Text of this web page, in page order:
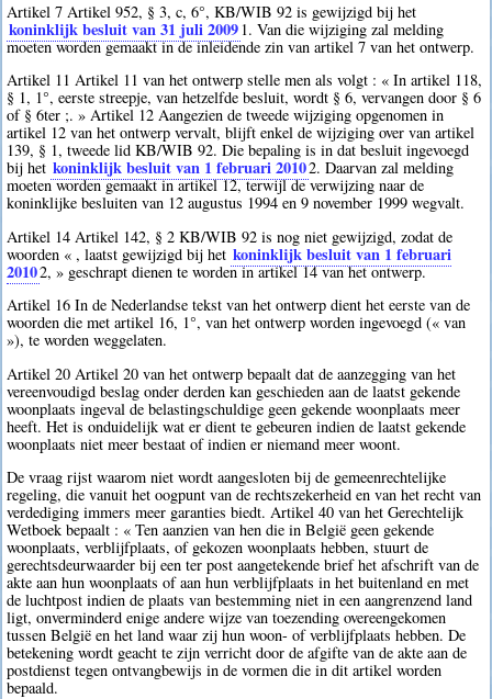
Artikel 7 Artikel 952, § 3, c, 6°, KB/WIB 92 is gewijzigd bij het
koninklijk besluit van 31 juli 2009 1. Van die wijziging zal melding
moeten worden gemaakt in de inleidende zin van artikel 7 van het ontwerp.
Artikel 11 Artikel 11 van het ontwerp stelle men als volgt : « In artikel 118,
§ 1, 1°, eerste streepje, van hetzelfde besluit, wordt § 6, vervangen door § 6
of § 6ter ;. » Artikel 12 Aangezien de tweede wijziging opgenomen in
artikel 12 van het ontwerp vervalt, blijft enkel de wijziging over van artikel
139, § 1, tweede lid KB/WIB 92. Die bepaling is in dat besluit ingevoegd
bij het koninklijk besluit van 1 februari 20102. Daarvan zal melding
moeten worden gemaakt in artikel 12, terwijl de verwijzing naar de
koninklijke besluiten van 12 augustus 1994 en 9 november 1999 wegvalt.
Artikel 14 Artikel 142, § 2 KB/WIB 92 is nog niet gewijzigd, zodat de
woorden « , laatst gewijzigd bij het koninklijk besluit van 1 februari
20102, » geschrapt dienen te worden in artikel 14 van het ontwerp.
Artikel 16 In de Nederlandse tekst van het ontwerp dient het eerste van de
woorden die met artikel 16, 1°, van het ontwerp worden ingevoegd (« van
»), te worden weggelaten.
Artikel 20 Artikel 20 van het ontwerp bepaalt dat de aanzegging van het
vereenvoudigd beslag onder derden kan geschieden aan de laatst gekende
woonplaats ingeval de belastingschuldige geen gekende woonplaats meer
heeft. Het is onduidelijk wat er dient te gebeuren indien de laatst gekende
woonplaats niet meer bestaat of indien er niemand meer woont.
De vraag rijst waarom niet wordt aangesloten bij de gemeenrechtelijke
regeling, die vanuit het oogpunt van de rechtszekerheid en van het recht van
verdediging immers meer garanties biedt. Artikel 40 van het Gerechtelijk
Wetboek bepaalt : « Ten aanzien van hen die in België geen gekende
woonplaats, verblijfplaats, of gekozen woonplaats hebben, stuurt de
gerechtsdeurwaarder bij een ter post aangetekende brief het afschrift van de
akte aan hun woonplaats of aan hun verblijfplaats in het buitenland en met
de luchtpost indien de plaats van bestemming niet in een aangrenzend land
ligt, onverminderd enige andere wijze van toezending overeengekomen
tussen België en het land waar zij hun woon- of verblijfplaats hebben. De
betekening wordt geacht te zijn verricht door de afgifte van de akte aan de
postdienst tegen ontvangbewijs in de vormen die in dit artikel worden
bepaald.